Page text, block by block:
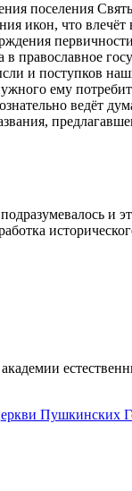
поселения
икон, что влечёт
православное
и поступков
ему
ведёт
и
Пушкинских